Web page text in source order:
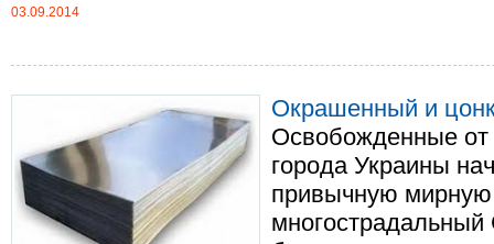
03.09.2014
Окрашенный и
Освобожденные от
города Украины
привычную мирную